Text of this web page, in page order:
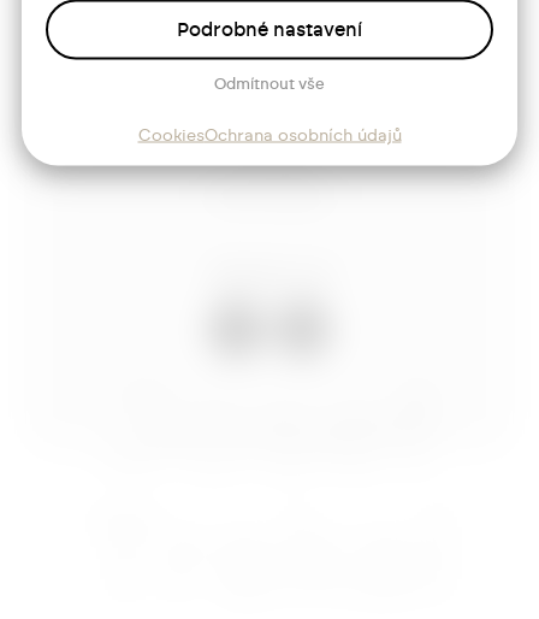
Odmítnout vše
Podrobné nastavení
CookiesOchrana osobních údajů
Portfolio
O mně
Blog